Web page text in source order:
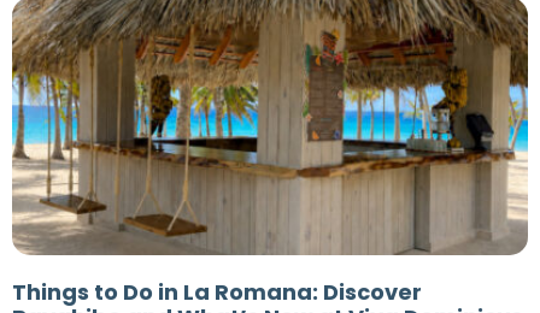
Things to Do in La Romana: Discover